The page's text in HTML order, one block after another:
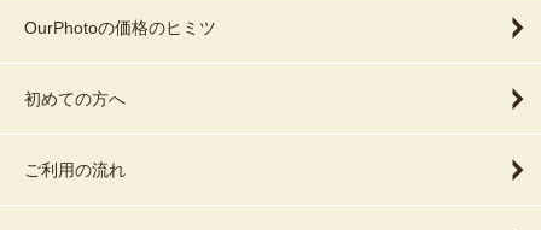
OurPhotoの価格のヒミツ
初めての方へ
ご利用の流れ